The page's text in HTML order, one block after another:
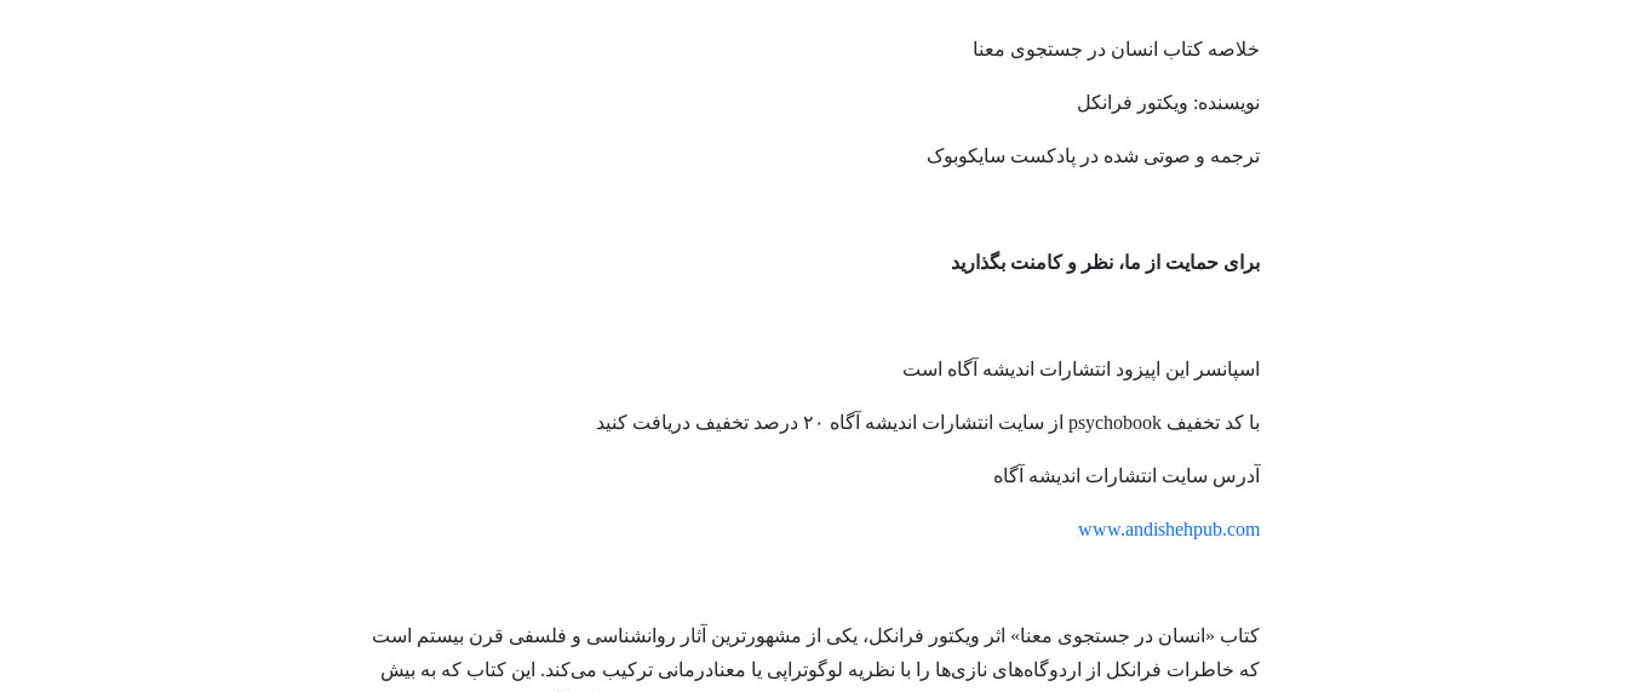
خلاصه کتاب انسان در جستجوی معنا
نویسنده: ویکتور فرانکل
ترجمه و صوتی شده در پادکست سایکوبوک
برای حمایت از ما، نظر و کامنت بگذارید
اسپانسر این اپیزود انتشارات اندیشه آگاه است
با کد تخفیف psychobook از سایت انتشارات اندیشه آگاه ۲۰ درصد تخفیف دریافت کنید
آدرس سایت انتشارات اندیشه آگاه
www.andishehpub.com
کتاب «انسان در جستجوی معنا» اثر ویکتور فرانکل، یکی از مشهورترین آثار روانشناسی و فلسفی قرن بیستم است
که خاطرات فرانکل از اردوگاه‌های نازی‌ها را با نظریه لوگوتراپی یا معنادرمانی ترکیب می‌کند. این کتاب که به بیش